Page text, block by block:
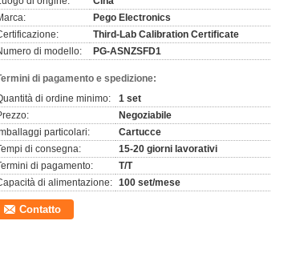
Pego Electronics
Third-Lab Calibration Certificate
di modello:
PG-ASNZSFD1
di pagamento e spedizione:
di ordine minimo:
1 set
Negoziabile
particolari:
Cartucce
di consegna:
15-20 giorni lavorativi
di pagamento:
T/T
di alimentazione: 100 set/mese
Contatto